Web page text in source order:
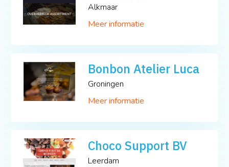
Alkmaar
Meer informatie
Bonbon Atelier Luca
Groningen
Meer informatie
Choco Support BV
Leerdam